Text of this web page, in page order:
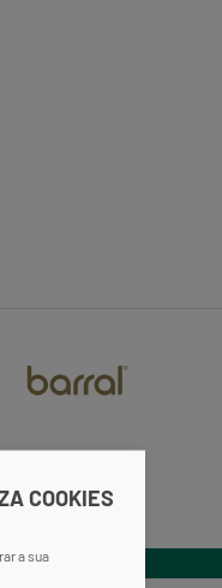
COOKIES
a sua